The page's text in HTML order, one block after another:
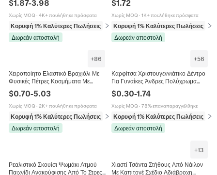
Επίχρυσο Τριφύλλι Καρδιά
$1.87-3.98
Χωρίς MOQ · 4K+ πουλήθηκε πρόσφατα
Κορυφή 1% Καλύτερες Πωλήσεις
σε Βραχιόλια
Δωρεάν αποστολή
$1.72
Χωρίς MOQ · 1K+ πουλήθηκε πρόσφατα
Κορυφή 1% Καλύτερες Πωλήσεις
σε
Δωρεάν αποστολή
+86
Χειροποίητο Ελαστικό Βραχιόλι Με
Φυσικές Πέτρες Κοσμήματα Με
Κρυστάλλους Για Γυναίκες Άνδρες
Ποικιλία Χρωμάτων
$0.70-5.03
Χωρίς MOQ · 2K+ πουλήθηκε πρόσφατα
Κορυφή 1% Καλύτερες Πωλήσεις
σε Βραχιόλια
Δωρεάν αποστολή
+56
Καρφίτσα Χριστουγεννιάτικο Δέντρο
Για Γυναίκες Άνδρες Πολύχρωμα
Στρας Σμάλτο Κράμα Ψευδαργύρου
Αξεσουάρ Δώρου Γιορτής
$0.30-1.74
Χωρίς MOQ · 78% επαναπαραγγέλθηκε
Κορυφή 1% Καλύτερες Πωλήσεις
σε
Δωρεάν αποστολή
Ρεαλιστικό Σκουίσι Ψωμάκι Ατμού
Παιχνίδι Ανακούφισης Από Το Στρες
+13
Χιαστί Τσάντα Στήθους Από Νάιλον
Με Καπιτονέ Σχέδιο Αδιάβροχη